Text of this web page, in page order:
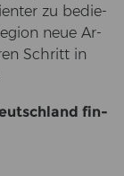
zu be­die­
neue Ar­
Schritt in
fin­